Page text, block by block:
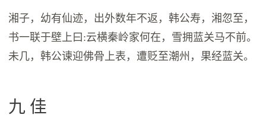
湘子，幼有仙迹，出外数年不返，韩公寿，湘忽至，
书一联于壁上曰:云横秦岭家何在，雪拥蓝关马不前。
未几，韩公谏迎佛骨上表，遭贬至潮州，果经蓝关。
九 佳